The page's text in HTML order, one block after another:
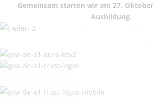
Gemeinsam starten wir am 27.
Ausbildung.